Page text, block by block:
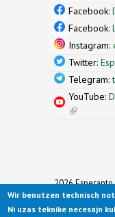
Facebook:
Facebook:
Instagram:
Twitter:
Telegram:
YouTube:
(link is
2026
Ported to
Wir benutzen technisch
Ni uzas teknike necesajn